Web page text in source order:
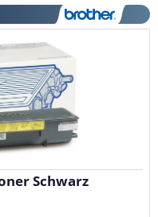
Schwarz